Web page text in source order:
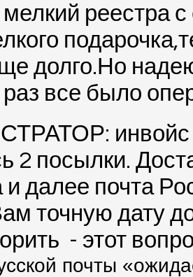
реестра
долго.Но
все было
инвойс
2 посылки.
и далее почта
точную дату
- этот
почты